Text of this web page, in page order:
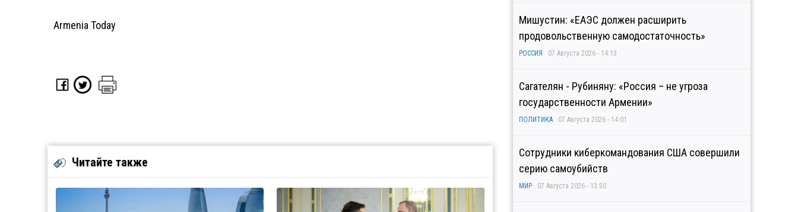
Armenia Today
Читайте также
Мишустин: «ЕАЭС должен расширить
продовольственную самодостаточность»
РОССИЯ 07 Августа 2026 - 14:13
Сагателян - Рубиняну: «Россия – не угроза
государственности Армении»
ПОЛИТИКА 07 Августа 2026 - 14:01
Сотрудники киберкомандования США совершили
серию самоубийств
МИР 07 Августа 2026 - 13:50